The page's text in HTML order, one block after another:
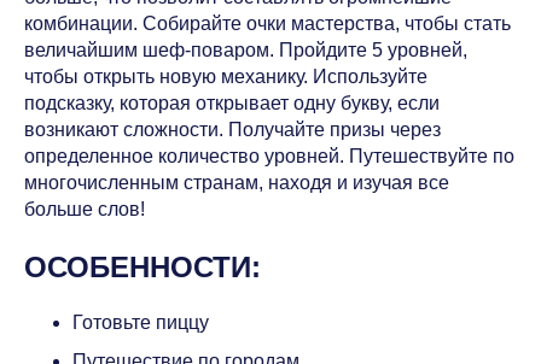
комбинации. Собирайте очки мастерства, чтобы стать
величайшим шеф-поваром. Пройдите 5 уровней,
чтобы открыть новую механику. Используйте
подсказку, которая открывает одну букву, если
возникают сложности. Получайте призы через
определенное количество уровней. Путешествуйте по
многочисленным странам, находя и изучая все
больше слов!
ОСОБЕННОСТИ:
Готовьте пиццу